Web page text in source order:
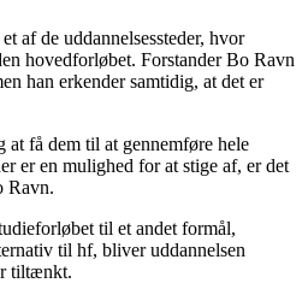
af de uddannelsessteder, hvor
hovedforløbet. Forstander Bo Ravn
han erkender samtidig, at det er
få dem til at gennemføre hele
er en mulighed for at stige af, er det
Ravn.
til et andet formål,
til hf, bliver uddannelsen
tiltænkt.